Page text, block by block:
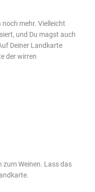
mehr. Vielleicht
und Du magst auch
Deiner Landkarte
der wirren
zum Weinen. Lass das